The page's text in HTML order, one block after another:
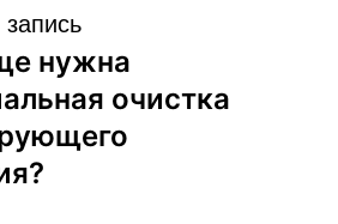
нужна
очистка